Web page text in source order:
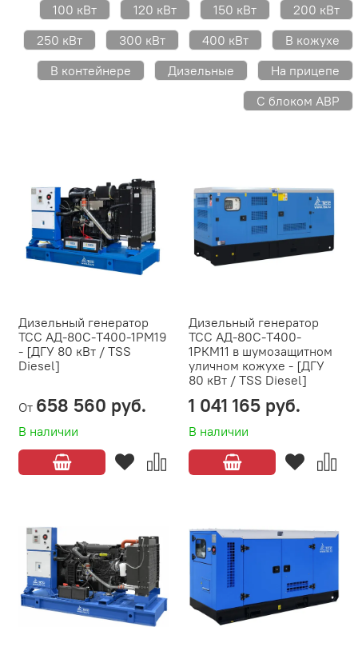
100 кВт
120 кВт 150 кВт
200 кВт
250 кВт
300 кВт 400 кВт
В кожухе
В контейнере
Дизельные
На прицепе
С блоком АВР
Дизельный генератор
ТСС АД-80С-Т400-1РМ19
- [ДГУ 80 кВт / TSS
Diesel]
В наличии
От 658 560 руб.
Дизельный генератор
ТСС АД-80С-Т400-
1РКМ11 в шумозащитном
уличном кожухе - [ДГУ
80 кВт / TSS Diesel]
В наличии
1 041 165 руб.